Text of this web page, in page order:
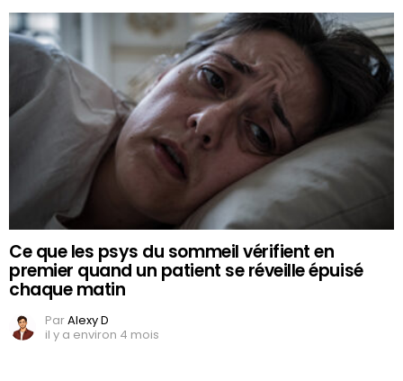
Ce que les psys du sommeil vérifient en
premier quand un patient se réveille épuisé
chaque matin
ParAlexy D
il y a environ 4 mois